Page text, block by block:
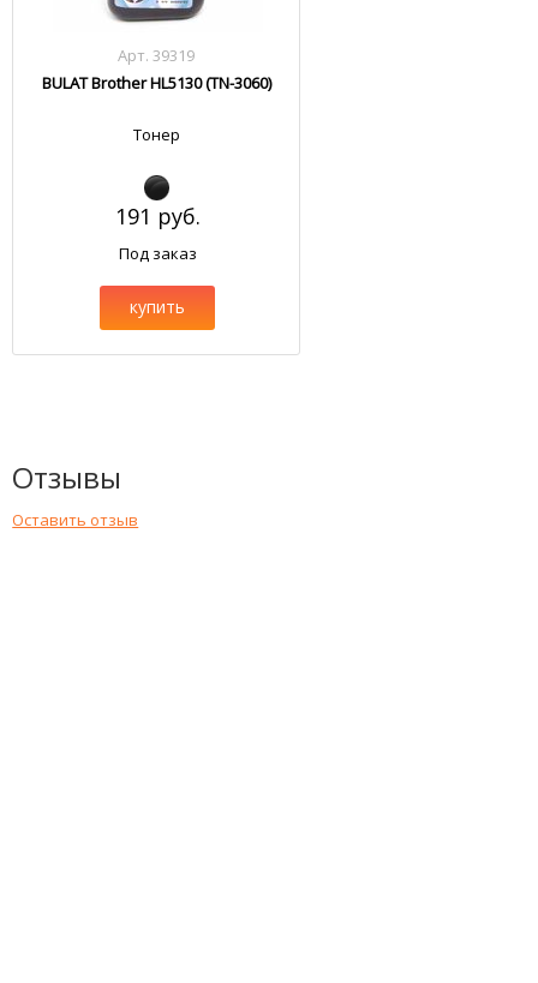
Арт. 39319
BULAT Brother HL5130 (TN-3060)
Тонер
191 руб.
Под заказ
купить
Отзывы
Оставить отзыв